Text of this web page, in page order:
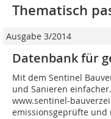
Thematisch
Ausgabe 3/2014
Datenbank für
Mit dem Sentinel
und Sanieren
www.sentinel-
emissionsgeprüfte und